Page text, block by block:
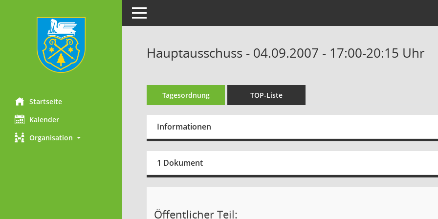
Startseite
Kalender
Organisation
Toggle navigation
Hauptausschuss - 04.09.2007 - 17:00-20:15 Uhr
Tagesordnung TOP-Liste
Informationen
1 Dokument
Öffentlicher Teil: